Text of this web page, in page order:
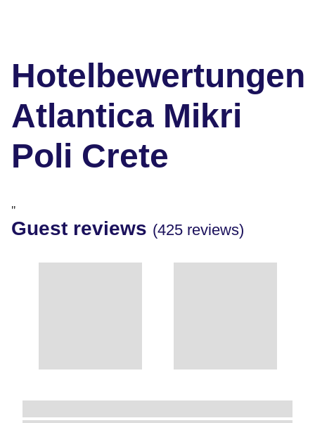
Hotelbewertungen
Atlantica Mikri
Poli Crete
"
Guest reviews (425 reviews)